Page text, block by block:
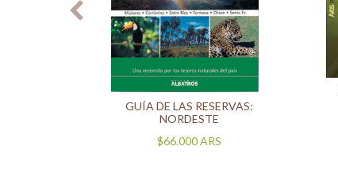
GUÍA DE LAS RESERVAS:
NORDESTE
$66.000ARS